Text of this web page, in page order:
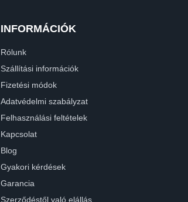
INFORMÁCIÓK
Rólunk
Szállítási információk
Fizetési módok
Adatvédelmi szabályzat
Felhasználási feltételek
Kapcsolat
Blog
Gyakori kérdések
Garancia
Szerződéstől való elállás